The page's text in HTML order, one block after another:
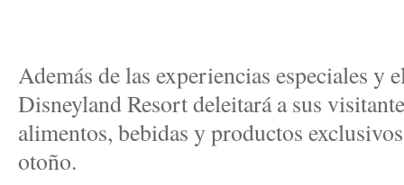
Además de las experiencias especiales y
Disneyland Resort deleitará a sus
alimentos, bebidas y productos
otoño.